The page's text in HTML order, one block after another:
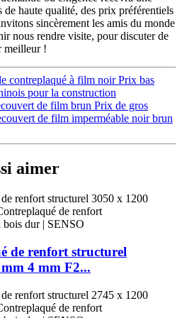
de haute qualité, des prix préférentiels
sincèrement les amis du monde
nous rendre visite, pour discuter de
meilleur !
contreplaqué à film noir Prix bas
pour la construction
de film brun Prix de gros
de film imperméable noir brun
aimer
de renfort structurel
4 mm F2...